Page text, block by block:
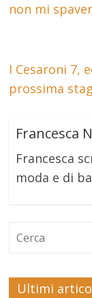
non mi
I Cesaroni 7,
prossima
Francesca N
Francesca
moda e di
Ultimi